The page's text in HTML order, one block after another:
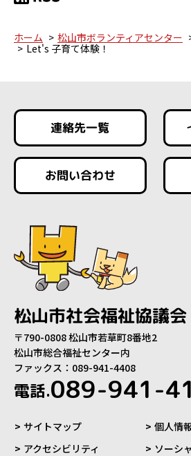
ホーム 松山市ボランティアセンター
Let's 子育て体験！
連絡先一覧
お問い合わせ
松山市社会福祉協議会
〒790-0808 松山市若草町8番地2
松山市総合福祉センター内
ファックス：089-941-4408
電話.089-941-
サイトマップ
個人情
アクセシビリティ
ソーシ